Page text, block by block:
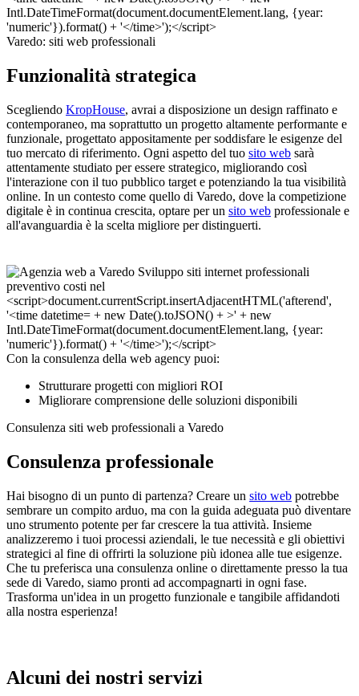
Varedo: siti web professionali
Funzionalità strategica
Scegliendo KropHouse, avrai a disposizione un design raffinato e
contemporaneo, ma soprattutto un progetto altamente performante e
funzionale, progettato appositamente per soddisfare le esigenze del
tuo mercato di riferimento. Ogni aspetto del tuo sito web sarà
attentamente studiato per essere strategico, migliorando così
l'interazione con il tuo pubblico target e potenziando la tua visibilità
online. In un contesto come quello di Varedo, dove la competizione
digitale è in continua crescita, optare per un sito web professionale e
all'avanguardia è la scelta migliore per distinguerti.
Con la consulenza della web agency puoi:
Strutturare progetti con migliori ROI
Migliorare comprensione delle soluzioni disponibili
Consulenza siti web professionali a Varedo
Consulenza professionale
Hai bisogno di un punto di partenza? Creare un sito web potrebbe
sembrare un compito arduo, ma con la guida adeguata può diventare
uno strumento potente per far crescere la tua attività. Insieme
analizzeremo i tuoi processi aziendali, le tue necessità e gli obiettivi
strategici al fine di offrirti la soluzione più idonea alle tue esigenze.
Che tu preferisca una consulenza online o direttamente presso la tua
sede di Varedo, siamo pronti ad accompagnarti in ogni fase.
Trasforma un'idea in un progetto funzionale e tangibile affidandoti
alla nostra esperienza!
Alcuni dei nostri servizi